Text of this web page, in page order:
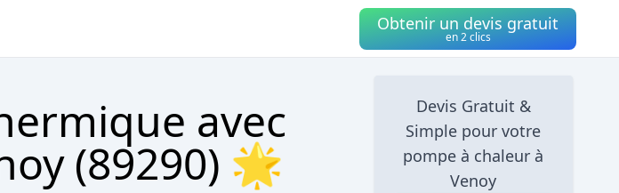
Obtenir un devis gratuit
en 2 clics
avec
(89290) 🌟
Devis Gratuit &
Simple pour votre
pompe à chaleur à
Venoy